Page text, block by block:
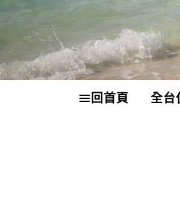
回首頁 全台